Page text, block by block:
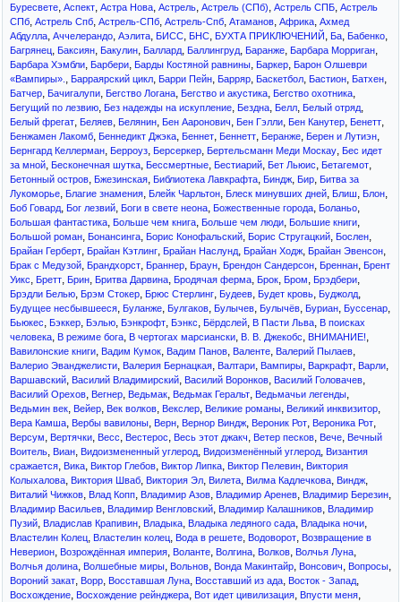
Буресвете, Аспект, Астра Нова, Астрель, Астрель (СПб), Астрель СПБ, Астрель
СПб, Астрель Спб, Астрель-СПб, Астрель-Спб, Атаманов, Африка, Ахмед
Абдулла, Аччелерандо, Аэлита, БИСС, БНС, БУХТА ПРИКЛЮЧЕНИЙ, Ба, Бабенко,
Багрянец, Баксиян, Бакулин, Баллард, Баллингруд, Баранже, Барбара Морриган,
Барбара Хэмбли, Барбери, Барды Костяной равнины, Баркер, Барон Олшеври
«Вампиры». , Барраярский цикл, Барри Пейн, Барряр, Баскетбол, Бастион, Батхен,
Батчер, Бачигалупи, Бегство Логана, Бегство и акустика, Бегство охотника,
Бегущий по лезвию, Без надежды на искупление, Бездна, Белл, Белый отряд,
Белый фрегат, Беляев, Белянин, Бен Ааронович, Бен Гэлли, Бен Канутер, Бенетт,
Бенжамен Лакомб, Беннедикт Джэка, Беннет, Беннетт, Беранже, Берен и Лутиэн,
Бернгард Келлерман, Берроуз, Берсеркер, Бертельсманн Меди Москау, Бес идет
за мной, Бесконечная шутка, Бессмертные, Бестиарий, Бет Льюис, Бетагемот,
Бетонный остров, Бжезинская, Библиотека Лавкрафта, Биндж, Бир, Битва за
Лукоморье, Благие знамения, Блейк Чарльтон, Блеск минувших дней, Блиш, Блон,
Боб Говард, Бог лезвий, Боги в свете неона, Божественные города, Боланьо,
Большая фантастика, Больше чем книга, Больше чем люди, Большие книги,
Большой роман, Бонансинга, Борис Конофальский, Борис Стругацкий, Бослен,
Брайан Герберт, Брайан Кэтлинг, Брайан Наслунд, Брайан Ходж, Брайан Эвенсон,
Брак с Медузой, Брандхорст, Браннер, Браун, Брендон Сандерсон, Бреннан, Брент
Уикс, Бретт, Брин, Бритва Дарвина, Бродячая ферма, Брок, Бром, Брэдбери,
Брэдли Белью, Брэм Стокер, Брюс Стерлинг, Будеев, Будет кровь, Буджолд,
Будущее несбывшееся, Буланже, Булгаков, Булычев, Булычёв, Буриан, Буссенар,
Бьюкес, Бэккер, Бэлью, Бэнкрофт, Бэнкс, Бёрдслей, В Пасти Льва, В поисках
человека, В режиме бога, В чертогах марсиански, В. В. Джекобс, ВНИМАНИЕ!,
Вавилонские книги, Вадим Кумок, Вадим Панов, Валенте, Валерий Пылаев,
Валерио Эванджелисти, Валерия Бернацкая, Валтари, Вампиры, Варкрафт, Варли,
Варшавский, Василий Владимирский, Василий Воронков, Василий Головачев,
Василий Орехов, Вегнер, Ведьмак, Ведьмак Геральт, Ведьмачьи легенды,
Ведьмин век, Вейер, Век волков, Векслер, Великие романы, Великий инквизитор,
Вера Камша, Вербы вавилоны, Верн, Вернор Виндж, Вероник Рот, Вероника Рот,
Версум, Вертячки, Весс, Вестерос, Весь этот джакч, Ветер песков, Вече, Вечный
Воитель, Виан, Видоизмененный углерод, Видоизменённый углерод, Византия
сражается, Вика, Виктор Глебов, Виктор Липка, Виктор Пелевин, Виктория
Колыхалова, Виктория Шваб, Виктория Эл, Вилета, Вилма Кадлечкова, Виндж,
Виталий Чижков, Влад Копп, Владимир Азов, Владимир Аренев, Владимир Березин,
Владимир Васильев, Владимир Венгловский, Владимир Калашников, Владимир
Пузий, Владислав Крапивин, Владыка, Владыка ледяного сада, Владыка ночи,
Властелин Колец, Властелин колец, Вода в решете, Водоворот, Возвращение в
Неверион, Возрождённая империя, Воланте, Волгина, Волков, Волчья Луна,
Волчья долина, Волшебные миры, Вольнов, Вонда Макинтайр, Вонсович, Вопросы,
Вороний закат, Ворр, Восставшая Луна, Восставший из ада, Восток - Запад,
Восхождение, Восхождение рейнджера, Вот идет цивилизация, Впусти меня,